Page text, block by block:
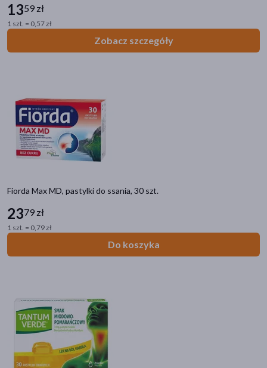
1359 zł
1 szt. = 0,57 zł
Zobacz szczegóły
Fiorda Max MD, pastylki do ssania, 30 szt.
2379 zł
1 szt. = 0,79 zł
Do koszyka
Linia produktowa